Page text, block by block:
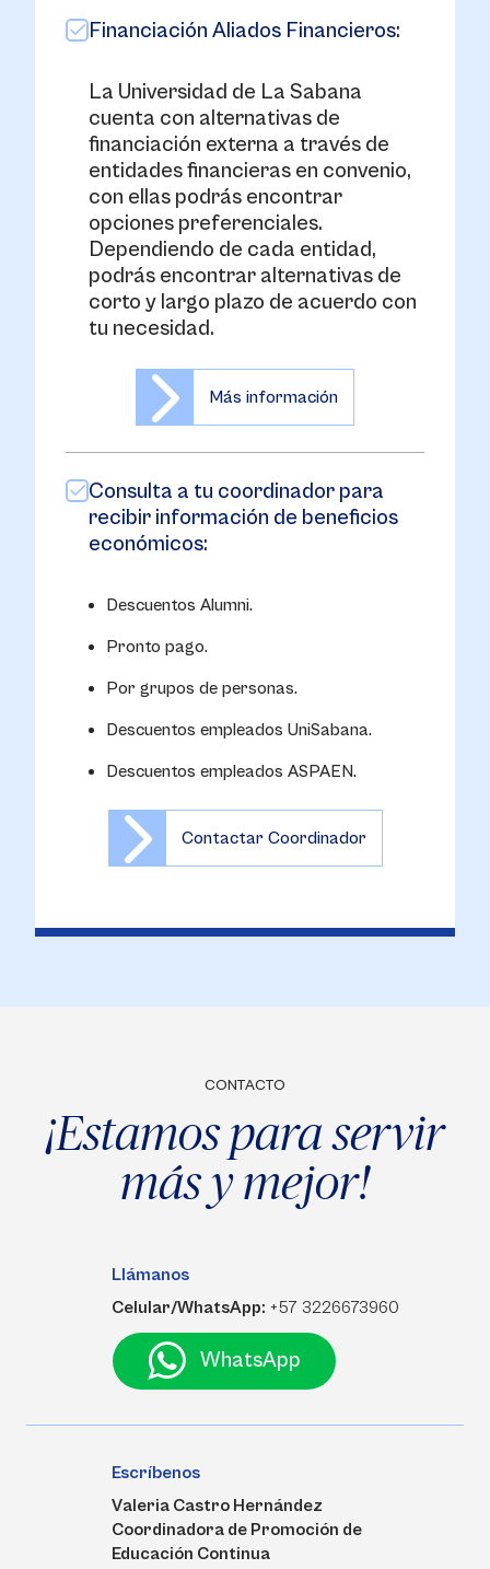
Financiación Aliados Financieros:
La Universidad de La Sabana
cuenta con alternativas de
financiación externa a través de
entidades financieras en convenio,
con ellas podrás encontrar
opciones preferenciales.
Dependiendo de cada entidad,
podrás encontrar alternativas de
corto y largo plazo de acuerdo con
tu necesidad.
Más información
Consulta a tu coordinador para
recibir información de beneficios
económicos:
Descuentos Alumni.
Pronto pago.
Por grupos de personas.
Descuentos empleados UniSabana.
Descuentos empleados ASPAEN.
Contactar Coordinador
CONTACTO
¡Estamos para servir
más y mejor!
Llámanos
Celular/WhatsApp: +57 3226673960
WhatsApp
Escríbenos
Valeria Castro Hernández
Coordinadora de Promoción de
Educación Continua